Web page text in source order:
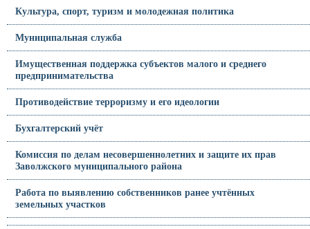
Культура, спорт, туризм и молодежная политика
Муниципальная служба
Имущественная поддержка субъектов малого и среднего
предпринимательства
Противодействие терроризму и его идеологии
Бухгалтерский учёт
Комиссия по делам несовершеннолетних и защите их прав
Заволжского муниципального района
Работа по выявлению собственников ранее учтённых
земельных участков